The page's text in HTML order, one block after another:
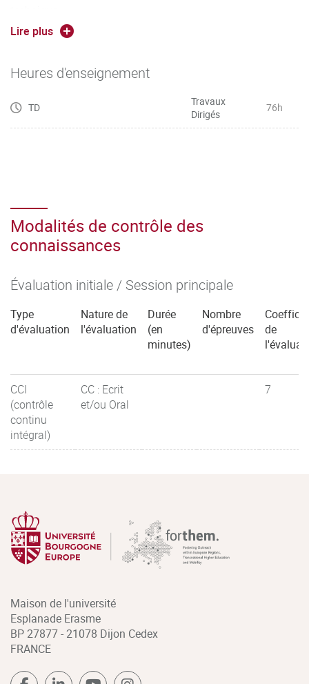
– Optimisation de la relation client digitalisée
informationnels
Lire plus
Heures d'enseignement
TD
Travaux
Dirigés
76h
Modalités de contrôle des
connaissances
Évaluation initiale / Session principale
Type
d'évaluation
Nature de
l'évaluation
Durée
(en
minutes)
Nombre
d'épreuves
de
CCI
(contrôle
continu
intégral)
CC : Ecrit
et/ou Oral
7
Maison de l'université
Esplanade Erasme
BP 27877 - 21078 Dijon Cedex
FRANCE